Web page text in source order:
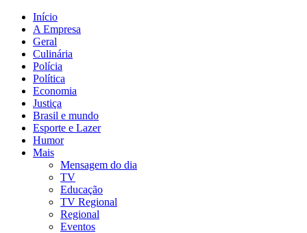
Início
A Empresa
Geral
Culinária
Polícia
Política
Economia
Justiça
Brasil e mundo
Esporte e Lazer
Humor
Mais
Mensagem do dia
TV
Educação
TV Regional
Regional
Eventos